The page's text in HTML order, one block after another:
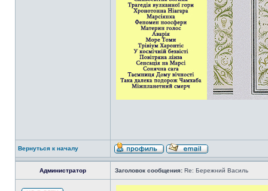
Вернуться к началу
Администратор Заголовок сообщения: Re: Бережний Василь